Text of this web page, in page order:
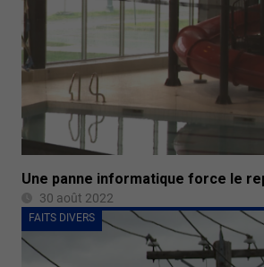
Une panne informatique force le
30 août 2022
FAITS DIVERS